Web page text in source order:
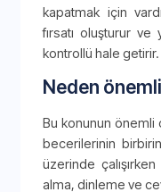
kapatmak için
fırsatı oluşturur
kontrollü hale getirir.
Neden
Bu konunun önemli
becerilerinin
üzerinde
alma, dinleme ve